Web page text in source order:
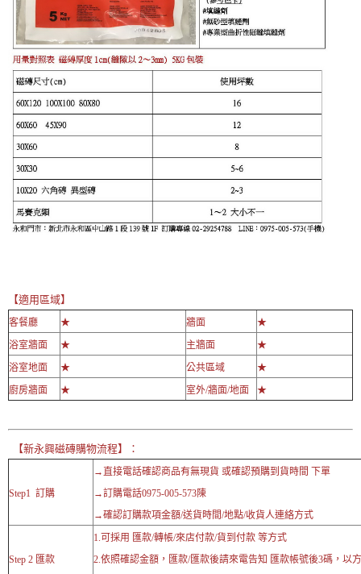
【適用區域】
客餐廳 ★ 牆面
★
浴室牆面
★ 主牆面
★
浴室地面
★ 公共區域
★
廚房牆面
★ 室外/牆面/地面 ★
【新永興磁磚購物流程】：
Step1 訂購
→直接電話確認商品有無現貨 或確認預購到貨時間 下單
→訂購電話0975-005-573陳
→確認訂購款項金額/送貨時間/地點/收貨人連絡方式
Step 2 匯款
1.可採用 匯款/轉帳/來店付款/貨到付款 等方式
2.依照確認金額，匯款/匯款後請來電告知 匯款帳號後3碼，以